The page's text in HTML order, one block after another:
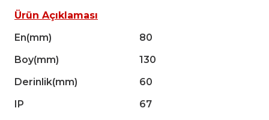
Ürün Açıklaması
En(mm)
80
Boy(mm)
130
Derinlik(mm)
60
IP
67